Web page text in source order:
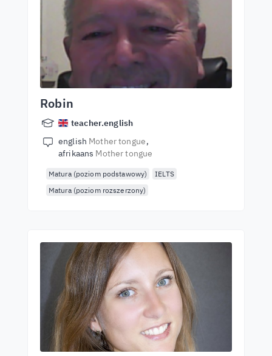
Robin
teacher.english
english Mother tongue
afrikaans Mother tongue
Matura (poziom podstawowy)
IELTS
Matura (poziom rozszerzony)